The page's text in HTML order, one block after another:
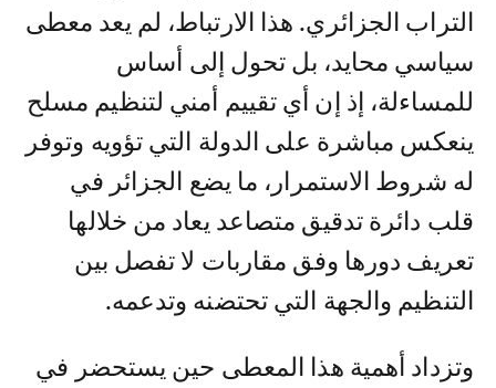
التراب الجزائري. هذا الارتباط، لم يعد معطى
سياسي محايد، بل تحول إلى أساس
للمساءلة، إذ إن أي تقييم أمني لتنظيم مسلح
ينعكس مباشرة على الدولة التي تؤويه وتوفر
له شروط الاستمرار، ما يضع الجزائر في
قلب دائرة تدقيق متصاعد يعاد من خلالها
تعريف دورها وفق مقاربات لا تفصل بين
التنظيم والجهة التي تحتضنه وتدعمه.
وتزداد أهمية هذا المعطى حين يستحضر في